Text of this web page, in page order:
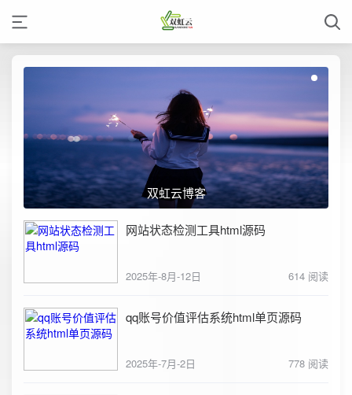
双虹云博客
网站状态检测工具html源码
2025年-8月-12日 614 阅读
qq账号价值评估系统html单页源码
2025年-7月-2日 778 阅读